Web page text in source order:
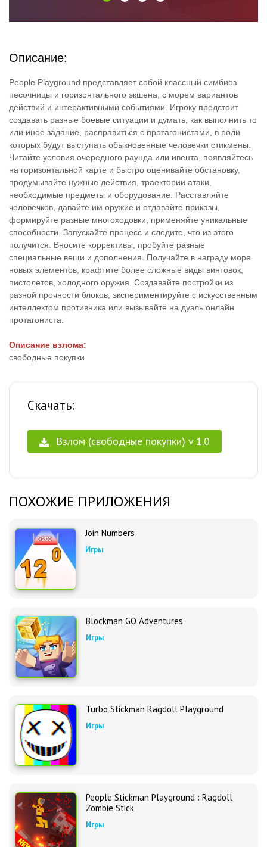
Описание:
People Playground представляет собой классный симбиоз
песочницы и горизонтального экшена, с морем вариантов
действий и интерактивными событиями. Игроку предстоит
создавать разные боевые ситуации и думать, как выполнить то
или иное задание, расправиться с протагонистами, в роли
которых будут выступать обыкновенные человечки стикмены.
Читайте условия очередного раунда или ивента, появляйтесь
на горизонтальной карте и быстро оценивайте обстановку,
продумывайте нужные действия, траектории атаки,
необходимые предметы и оборудование. Расставляйте
человечков, давайте им оружие и отдавайте приказы,
формируйте разные многоходовки, применяйте уникальные
способности. Запускайте процесс и следите, что из этого
получится. Вносите коррективы, пробуйте разные
специальные вещи и дополнения. Получайте в награду море
новых элементов, крафтите более сложные виды винтовок,
пистолетов, холодного оружия. Создавайте постройки из
разной прочности блоков, экспериментируйте с искусственным
интеллектом противника или вызывайте на дуэль онлайн
протагониста.
Описание взлома:
свободные покупки
Скачать:
Взлом (свободные покупки) v 1.0
ПОХОЖИЕ ПРИЛОЖЕНИЯ
Join Numbers
Игры
Blockman GO Adventures
Игры
Turbo Stickman Ragdoll Playground
Игры
People Stickman Playground : Ragdoll
Zombie Stick
Игры